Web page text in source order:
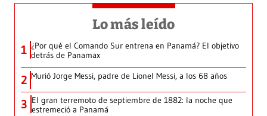
Lo más leído
1 ¿Por qué el Comando Sur entrena en Panamá? El objetivo
detrás de Panamax
2 Murió Jorge Messi, padre de Lionel Messi, a los 68 años
3 El gran terremoto de septiembre de 1882: la noche que
estremeció a Panamá